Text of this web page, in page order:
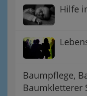
Hilfe
Baumpflege,
Baumkletterer